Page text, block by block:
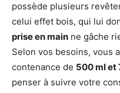
possède plusieurs
celui effet bois, qui lui
prise en main ne gâche
Selon vos besoins, vous
contenance de 500 ml et
penser à suivre votre